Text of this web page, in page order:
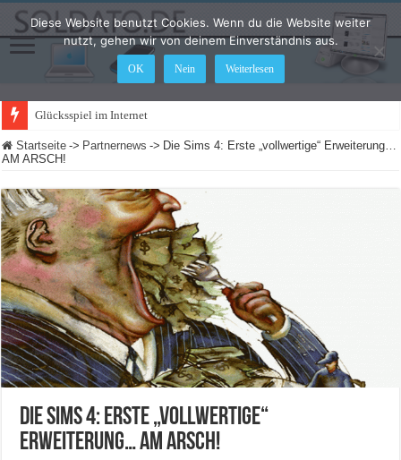
Glücksspiel im Internet: Was ändert s
Startseite -> Partnernews -> Die Sims 4: Erste „vollwertige“ Erweiterung…
AM ARSCH!
Die Sims 4: Erste „vollwertige“
Erweiterung… AM ARSCH!
Diese Website benutzt Cookies. Wenn du die Website weiter
nutzt, gehen wir von deinem Einverständnis aus.
OK Nein Weiterlesen